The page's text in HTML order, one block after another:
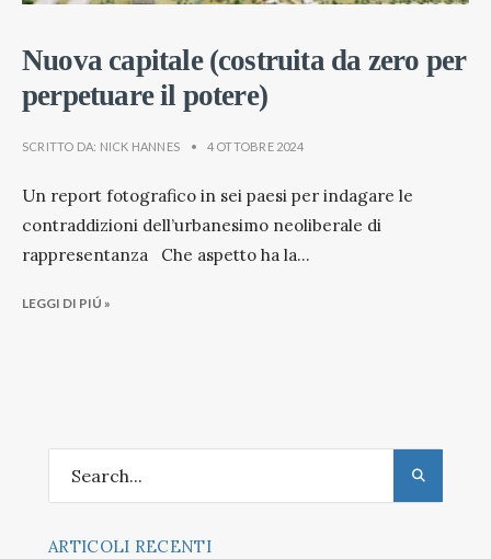
Nuova capitale (costruita da zero per
perpetuare il potere)
SCRITTO DA: NICK HANNES • 4 OTTOBRE 2024
Un report fotografico in sei paesi per indagare le
contraddizioni dell’urbanesimo neoliberale di
rappresentanza Che aspetto ha la...
LEGGI DI PIÚ »
ARTICOLI RECENTI